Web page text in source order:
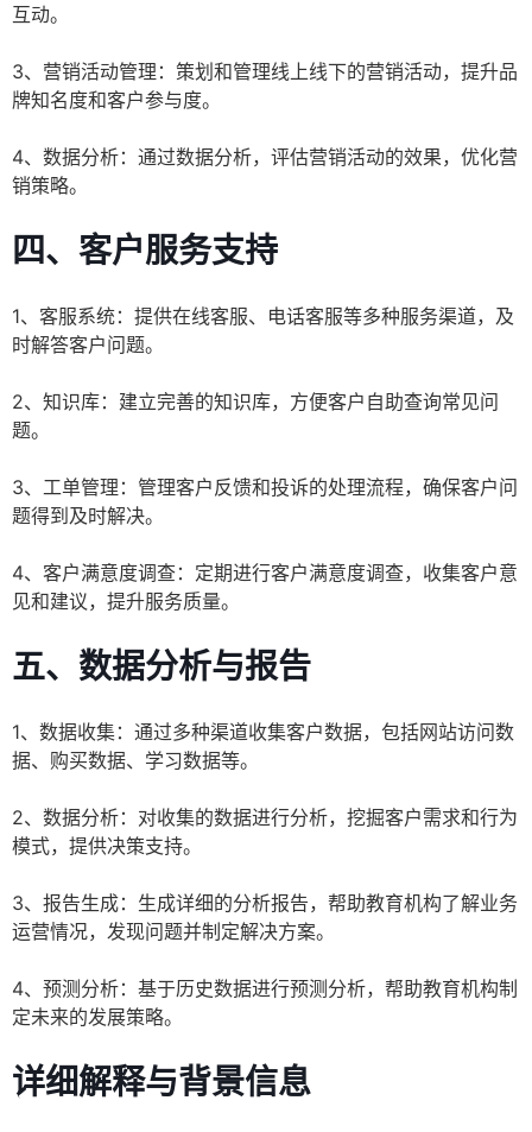
互动。
3、营销活动管理：策划和管理线上线下的营销活动，提升品
牌知名度和客户参与度。
4、数据分析：通过数据分析，评估营销活动的效果，优化营
销策略。
四、 客户服务支持
1、客服系统：提供在线客服、电话客服等多种服务渠道，及
时解答客户问题。
2、知识库：建立完善的知识库，方便客户自助查询常见问
题。
3、工单管理：管理客户反馈和投诉的处理流程，确保客户问
题得到及时解决。
4、客户满意度调查：定期进行客户满意度调查，收集客户意
见和建议，提升服务质量。
五、 数据分析与报告
1、数据收集：通过多种渠道收集客户数据，包括网站访问数
据、购买数据、学习数据等。
2、数据分析：对收集的数据进行分析，挖掘客户需求和行为
模式，提供决策支持。
3、报告生成：生成详细的分析报告，帮助教育机构了解业务
运营情况，发现问题并制定解决方案。
4、预测分析：基于历史数据进行预测分析，帮助教育机构制
定未来的发展策略。
详细解释与背景信息